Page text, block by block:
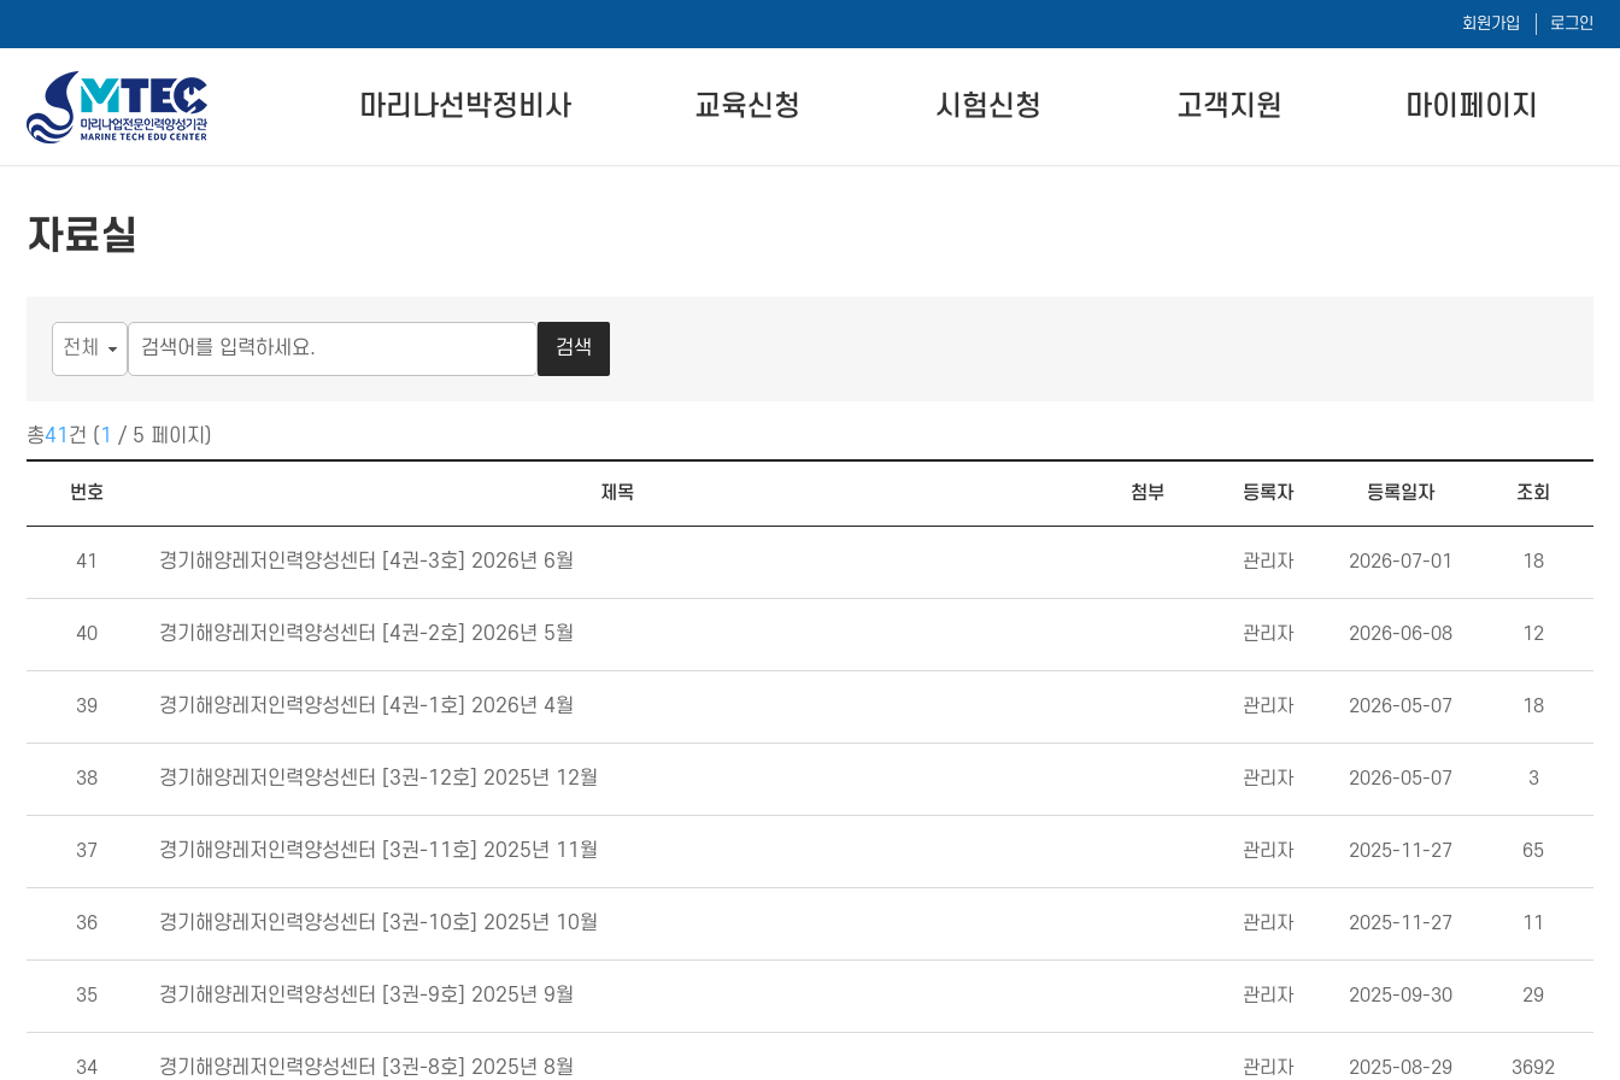
메
본
회원가입 로그인
메뉴 버튼
4CSoft
마리나선박정비사 교육신청 시험신청 고객지원 마이페이지
자료실
검색
총41 건 ( 1 / 5 페이지)
번호
제목 첨부 등록자 등록일자 조회
41 경기해양레저인력양성센터 [4권-3호] 2026년 6월 관리자 2026-07-01 18
40 경기해양레저인력양성센터 [4권-2호] 2026년 5월 관리자 2026-06-08 12
39 경기해양레저인력양성센터 [4권-1호] 2026년 4월 관리자 2026-05-07 18
38 경기해양레저인력양성센터 [3권-12호] 2025년 12월 관리자 2026-05-07 3
37 경기해양레저인력양성센터 [3권-11호] 2025년 11월 관리자 2025-11-27 65
36 경기해양레저인력양성센터 [3권-10호] 2025년 10월 관리자 2025-11-27 11
35 경기해양레저인력양성센터 [3권-9호] 2025년 9월 관리자 2025-09-30 29
34 경기해양레저인력양성센터 [3권-8호] 2025년 8월 관리자 2025-08-29 3692